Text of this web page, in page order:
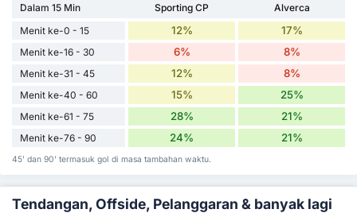
Dalam 15 Min Sporting CP
Alverca
Menit ke-0 - 15
12% 17%
Menit ke-16 - 30 6% 8%
Menit ke-31 - 45 12% 8%
Menit ke-40 - 60 15% 25%
Menit ke-61 - 75 28% 21%
Menit ke-76 - 90 24% 21%
45' dan 90' termasuk gol di masa tambahan waktu.
Tendangan, Offside, Pelanggaran & banyak lagi